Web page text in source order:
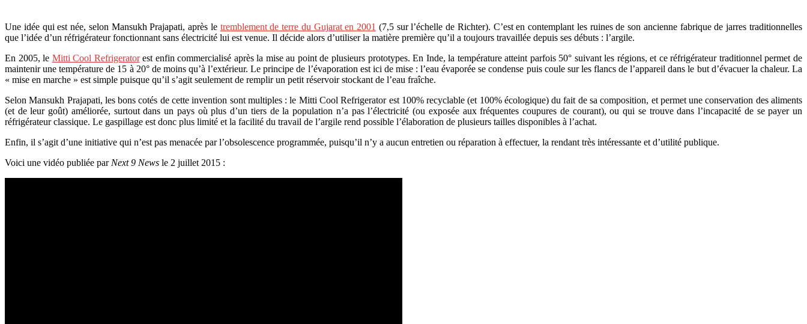
Une idée qui est née, selon Mansukh Prajapati, après le tremblement de terre du Gujarat en 2001 (7,5 sur l’échelle de Richter). C’est en contemplant les ruines de son ancienne fabrique de jarres traditionnelles
que l’idée d’un réfrigérateur fonctionnant sans électricité lui est venue. Il décide alors d’utiliser la matière première qu’il a toujours travaillée depuis ses débuts : l’argile.
En 2005, le Mitti Cool Refrigeratorest enfin commercialisé après la mise au point de plusieurs prototypes. En Inde, la température atteint parfois 50° suivant les régions, et ce réfrigérateur traditionnel permet de
maintenir une température de 15 à 20° de moins qu’à l’extérieur. Le principe de l’évaporation est ici de mise : l’eau évaporée se condense puis coule sur les flancs de l’appareil dans le but d’évacuer la chaleur. La
« mise en marche » est simple puisque qu’il s’agit seulement de remplir un petit réservoir stockant de l’eau fraîche.
Selon Mansukh Prajapati, les bons cotés de cette invention sont multiples : le Mitti Cool Refrigerator est 100% recyclable (et 100% écologique) du fait de sa composition, et permet une conservation des aliments
(et de leur goût) améliorée, surtout dans un pays où plus d’un tiers de la population n’a pas l’électricité (ou exposée aux fréquentes coupures de courant), ou qui se trouve dans l’incapacité de se payer un
réfrigérateur classique. Le gaspillage est donc plus limité et la facilité du travail de l’argile rend possible l’élaboration de plusieurs tailles disponibles à l’achat.
Enfin, il s’agit d’une initiative qui n’est pas menacée par l’obsolescence programmée, puisqu’il n’y a aucun entretien ou réparation à effectuer, la rendant très intéressante et d’utilité publique.
Voici une vidéo publiée par Next 9 News le 2 juillet 2015 :